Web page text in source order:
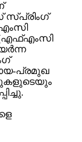
സ്പ്രിംഗ്
പ്രമുഖ